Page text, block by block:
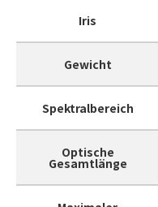
Iris
Gewicht
Spektralbereich
Optische
Gesamtlänge